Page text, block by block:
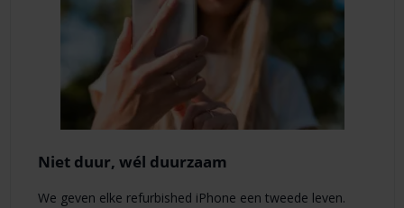
Niet duur, wél duurzaam
We geven elke refurbished iPhone een tweede leven.